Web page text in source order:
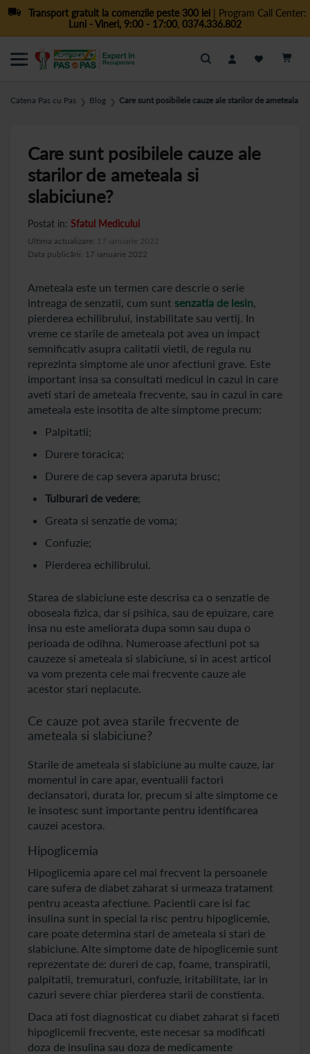
Transport gratuit la comenzile peste 300 lei| Program Call Center:
Luni - Vineri, 9:00 - 17:00, 0374.336.802
Cautare
Catena Pas cu Pas ❯ Blog ❯ Care sunt posibilele cauze ale starilor de ameteala si
Care sunt posibilele cauze ale
starilor de ameteala si
slabiciune?
Postat in: Sfatul Medicului
Data publicării: 17 ianuarie 2022
Ultima actualizare: 17 ianuarie 2022
Ameteala este un termen care descrie o serie
intreaga de senzatii, cum sunt senzatia de lesin,
pierderea echilibrului, instabilitate sau vertij. In
vreme ce starile de ameteala pot avea un impact
semnificativ asupra calitatii vietii, de regula nu
reprezinta simptome ale unor afectiuni grave. Este
important insa sa consultati medicul in cazul in care
aveti stari de ameteala frecvente, sau in cazul in care
ameteala este insotita de alte simptome precum:
Palpitatii;
Durere toracica;
Durere de cap severa aparuta brusc;
Tulburari de vedere;
Greata si senzatie de voma;
Confuzie;
Pierderea echilibrului.
Starea de slabiciune este descrisa ca o senzatie de
oboseala fizica, dar si psihica, sau de epuizare, care
insa nu este ameliorata dupa somn sau dupa o
perioada de odihna. Numeroase afectiuni pot sa
cauzeze si ameteala si slabiciune, si in acest articol
va vom prezenta cele mai frecvente cauze ale
acestor stari neplacute.
Ce cauze pot avea starile frecvente de
ameteala si slabiciune?
Starile de ameteala si slabiciune au multe cauze, iar
momentul in care apar, eventualii factori
declansatori, durata lor, precum si alte simptome ce
le insotesc sunt importante pentru identificarea
cauzei acestora.
Hipoglicemia
Hipoglicemia apare cel mai frecvent la persoanele
care sufera de diabet zaharat si urmeaza tratament
pentru aceasta afectiune. Pacientii care isi fac
insulina sunt in special la risc pentru hipoglicemie,
care poate determina stari de ameteala si stari de
slabiciune. Alte simptome date de hipoglicemie sunt
reprezentate de: dureri de cap, foame, transpiratii,
palpitatii, tremuraturi, confuzie, iritabilitate, iar in
cazuri severe chiar pierderea starii de constienta.
Daca ati fost diagnosticat cu diabet zaharat si faceti
hipoglicemii frecvente, este necesar sa modificati
doza de insulina sau doza de medicamente